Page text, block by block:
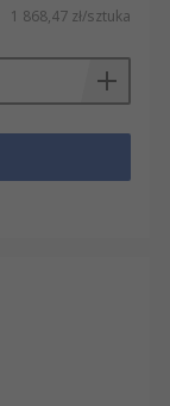
1 868,47 zł/sztuka